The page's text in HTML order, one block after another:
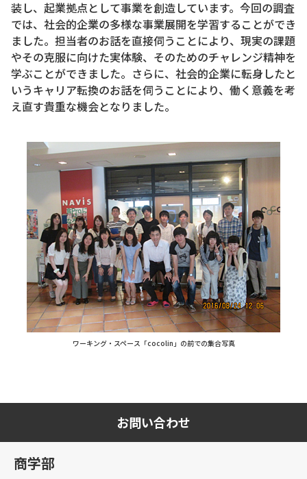
装し、起業拠点として事業を創造しています。今回の調査
では、社会的企業の多様な事業展開を学習することができ
ました。担当者のお話を直接伺うことにより、現実の課題
やその克服に向けた実体験、そのためのチャレンジ精神を
学ぶことができました。さらに、社会的企業に転身したと
いうキャリア転換のお話を伺うことにより、働く意義を考
え直す貴重な機会となりました。
ワーキング・スペース「cocolin」の前での集合写真
お問い合わせ
商学部